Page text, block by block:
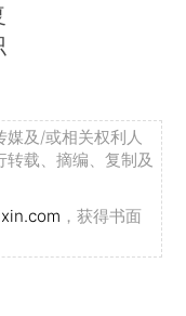
及/或相关权利人
载、摘编、复制及
，获得书面